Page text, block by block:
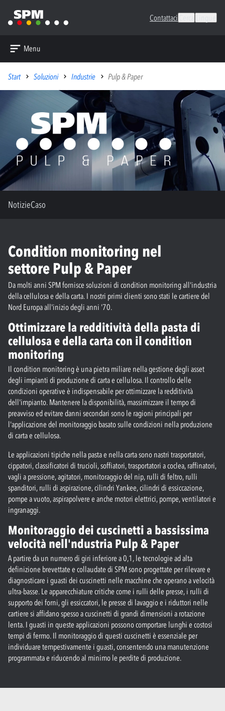
Contattaci
Menu
Start Soluzioni Industrie Pulp & Paper
NotizieCaso
Condition monitoring nel
settore Pulp & Paper
Da molti anni SPM fornisce soluzioni di condition monitoring all'industria
della cellulosa e della carta. I nostri primi clienti sono stati le cartiere del
Nord Europa all'inizio degli anni '70.
Ottimizzare la redditività della pasta di
cellulosa e della carta con il condition
monitoring
Il condition monitoring è una pietra miliare nella gestione degli asset
degli impianti di produzione di carta e cellulosa. Il controllo delle
condizioni operative è indispensabile per ottimizzare la redditività
dell'impianto. Mantenere la disponibilità, massimizzare il tempo di
preavviso ed evitare danni secondari sono le ragioni principali per
l'applicazione del monitoraggio basato sulle condizioni nella produzione
di carta e cellulosa.
Le applicazioni tipiche nella pasta e nella carta sono nastri trasportatori,
cippatori, classificatori di trucioli, soffiatori, trasportatori a coclea, raffinatori,
vagli a pressione, agitatori, monitoraggio del nip, rulli di feltro, rulli
spanditori, rulli di aspirazione, cilindri Yankee, cilindri di essiccazione,
pompe a vuoto, aspirapolvere e anche motori elettrici, pompe, ventilatori e
ingranaggi.
Monitoraggio dei cuscinetti a bassissima
velocità nell'ndustria Pulp & Paper
A partire da un numero di giri inferiore a 0,1, le tecnologie ad alta
definizione brevettate e collaudate di SPM sono progettate per rilevare e
diagnosticare i guasti dei cuscinetti nelle macchine che operano a velocità
ultra-basse. Le apparecchiature critiche come i rulli delle presse, i rulli di
supporto dei forni, gli essiccatori, le presse di lavaggio e i riduttori nelle
cartiere si affidano spesso a cuscinetti di grandi dimensioni a rotazione
lenta. I guasti in queste applicazioni possono comportare lunghi e costosi
tempi di fermo. Il monitoraggio di questi cuscinetti è essenziale per
individuare tempestivamente i guasti, consentendo una manutenzione
programmata e riducendo al minimo le perdite di produzione.